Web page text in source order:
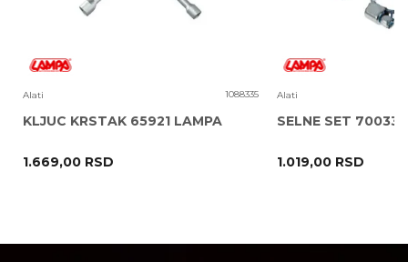
POŠALJI
Alati 1088335
KLJUC KRSTAK 65921 LAMPA
1.669,00 RSD
Alati
SELNE SET 70033
1.019,00 RSD